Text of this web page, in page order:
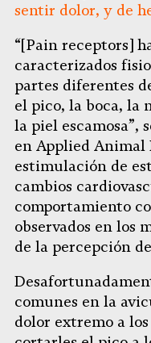
sentir dolor, y de
“[Pain receptors]
caracterizados
partes diferentes
el pico, la boca, la
la piel escamosa”,
en Applied Animal
estimulación de
cambios
comportamiento
observados en los
de la percepción
comunes en la
dolor extremo a